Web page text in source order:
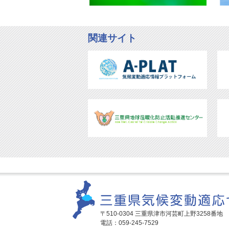
関連サイト
〒510-0304 三重県津市河芸町上野3258番地
電話：059-245-7529